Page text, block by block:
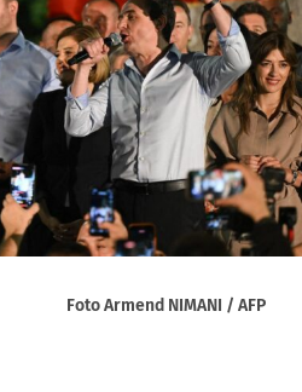
Foto Armend NIMANI / AFP